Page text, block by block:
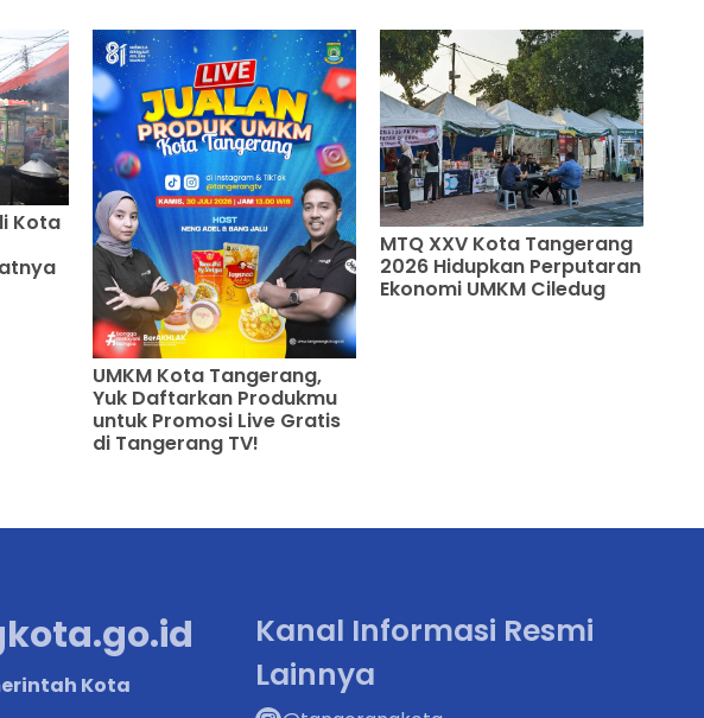
Kota
UMKM Kota Tangerang,
Yuk Daftarkan Produkmu
untuk Promosi Live Gratis
di Tangerang TV!
MTQ XXV Kota Tangerang
2026 Hidupkan Perputaran
Ekonomi UMKM Ciledug
Kota
Kanal Informasi Resmi
Lainnya